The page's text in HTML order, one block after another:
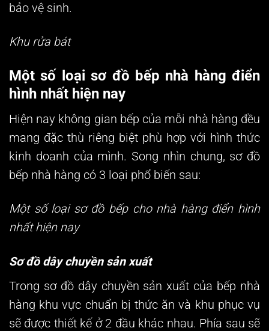
bảo vệ sinh.
Khu rửa bát
Một số loại sơ đồ bếp nhà hàng điển
hình nhất hiện nay
Hiện nay không gian bếp của mỗi nhà hàng đều
mang đặc thù riêng biệt phù hợp với hình thức
kinh doanh của mình. Song nhìn chung, sơ đồ
bếp nhà hàng có 3 loại phổ biến sau:
Một số loại sơ đồ bếp cho nhà hàng điển hình
nhất hiện nay
Sơ đồ dây chuyền sản xuất
Trong sơ đồ dây chuyền sản xuất của bếp nhà
hàng khu vực chuẩn bị thức ăn và khu phục vụ
sẽ được thiết kế ở 2 đầu khác nhau. Phía sau sẽ